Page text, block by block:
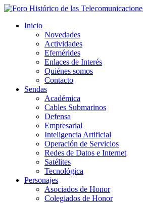
Inicio
Novedades
Actividades
Efemérides
Enlaces de Interés
Quiénes somos
Contacto
Sendas
Académica
Cables Submarinos
Defensa
Empresarial
Inteligencia Artificial
Operación de Servicios
Redes de Datos e Internet
Satélites
Tecnológica
Personajes
Asociados de Honor
Colegiados de Honor